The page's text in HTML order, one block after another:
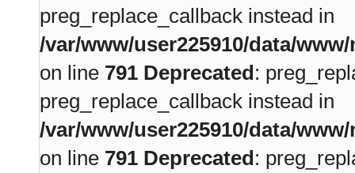
preg_replace_callback instead in
/var/www/user225910/data/
on line 791 Deprecated:
preg_replace_callback instead in
/var/www/user225910/data/
on line 791 Deprecated: